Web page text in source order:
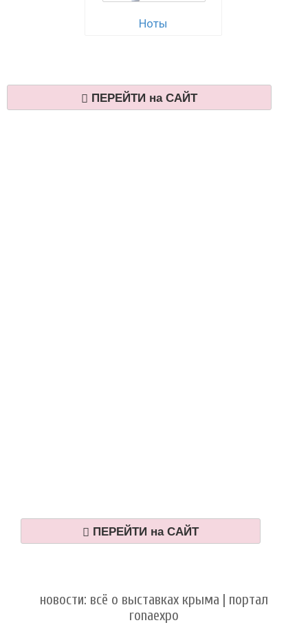
Ноты
ПЕРЕЙТИ на САЙТ
ПЕРЕЙТИ на САЙТ
новости: всё о выставках крыма | портал
ronaexpo